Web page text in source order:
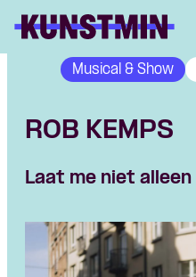
Musical & Show
ROB KEMPS
Laat me niet alleen